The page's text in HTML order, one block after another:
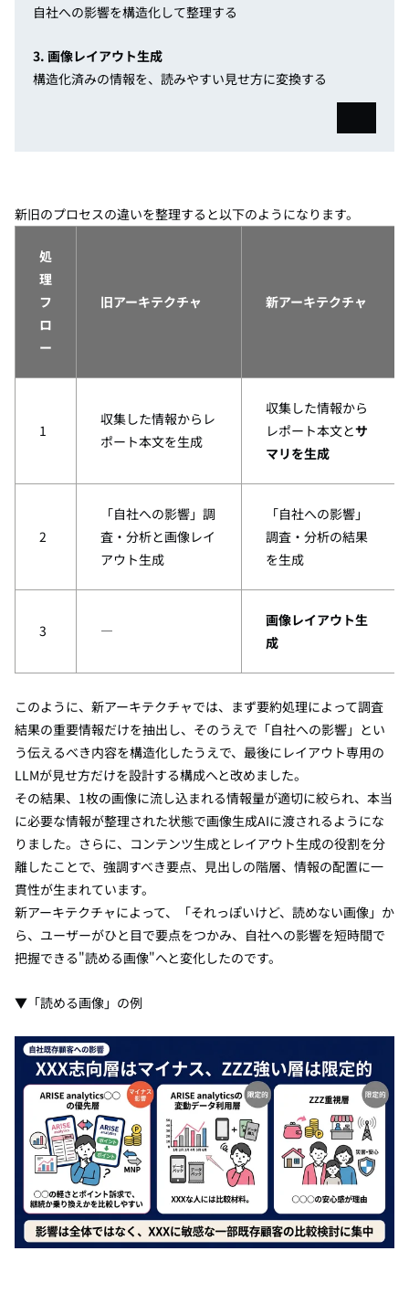
自社への影響を構造化して整理する
3. 画像レイアウト生成
構造化済みの情報を、読みやすい見せ方に変換する
新旧のプロセスの違いを整理すると以下のようになります。
処
理
フ
ロ
ー
旧アーキテクチャ 新アーキテクチャ
1
収集した情報からレ
ポート本文を生成
収集した情報から
レポート本文とサ
マリを生成
2
「自社への影響」調
査・分析と画像レイ
アウト生成
「自社への影響」
調査・分析の結果
を生成
3 ―
画像レイアウト生
成
このように、新アーキテクチャでは、まず要約処理によって調査
結果の重要情報だけを抽出し、そのうえで「自社への影響」とい
う伝えるべき内容を構造化したうえで、最後にレイアウト専用の
LLMが見せ方だけを設計する構成へと改めました。
その結果、1枚の画像に流し込まれる情報量が適切に絞られ、本当
に必要な情報が整理された状態で画像生成AIに渡されるようにな
りました。さらに、コンテンツ生成とレイアウト生成の役割を分
離したことで、強調すべき要点、見出しの階層、情報の配置に一
貫性が生まれています。
新アーキテクチャによって、「それっぽいけど、読めない画像」か
ら、ユーザーがひと目で要点をつかみ、自社への影響を短時間で
把握できる"読める画像"へと変化したのです。
▼「読める画像」の例